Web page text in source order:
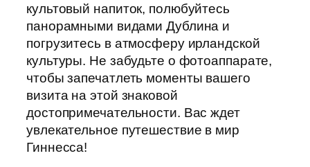
культовый напиток, полюбуйтесь
панорамными видами Дублина и
погрузитесь в атмосферу ирландской
культуры. Не забудьте о фотоаппарате,
чтобы запечатлеть моменты вашего
визита на этой знаковой
достопримечательности. Вас ждет
увлекательное путешествие в мир
Гиннесса!